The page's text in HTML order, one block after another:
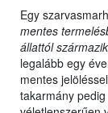
Egy
mentes
állattól származik
legalább egy
mentes
takarmány